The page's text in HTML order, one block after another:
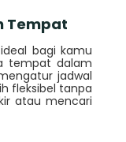
Tempat
bagi kamu
tempat dalam
jadwal
fleksibel tanpa
atau mencari